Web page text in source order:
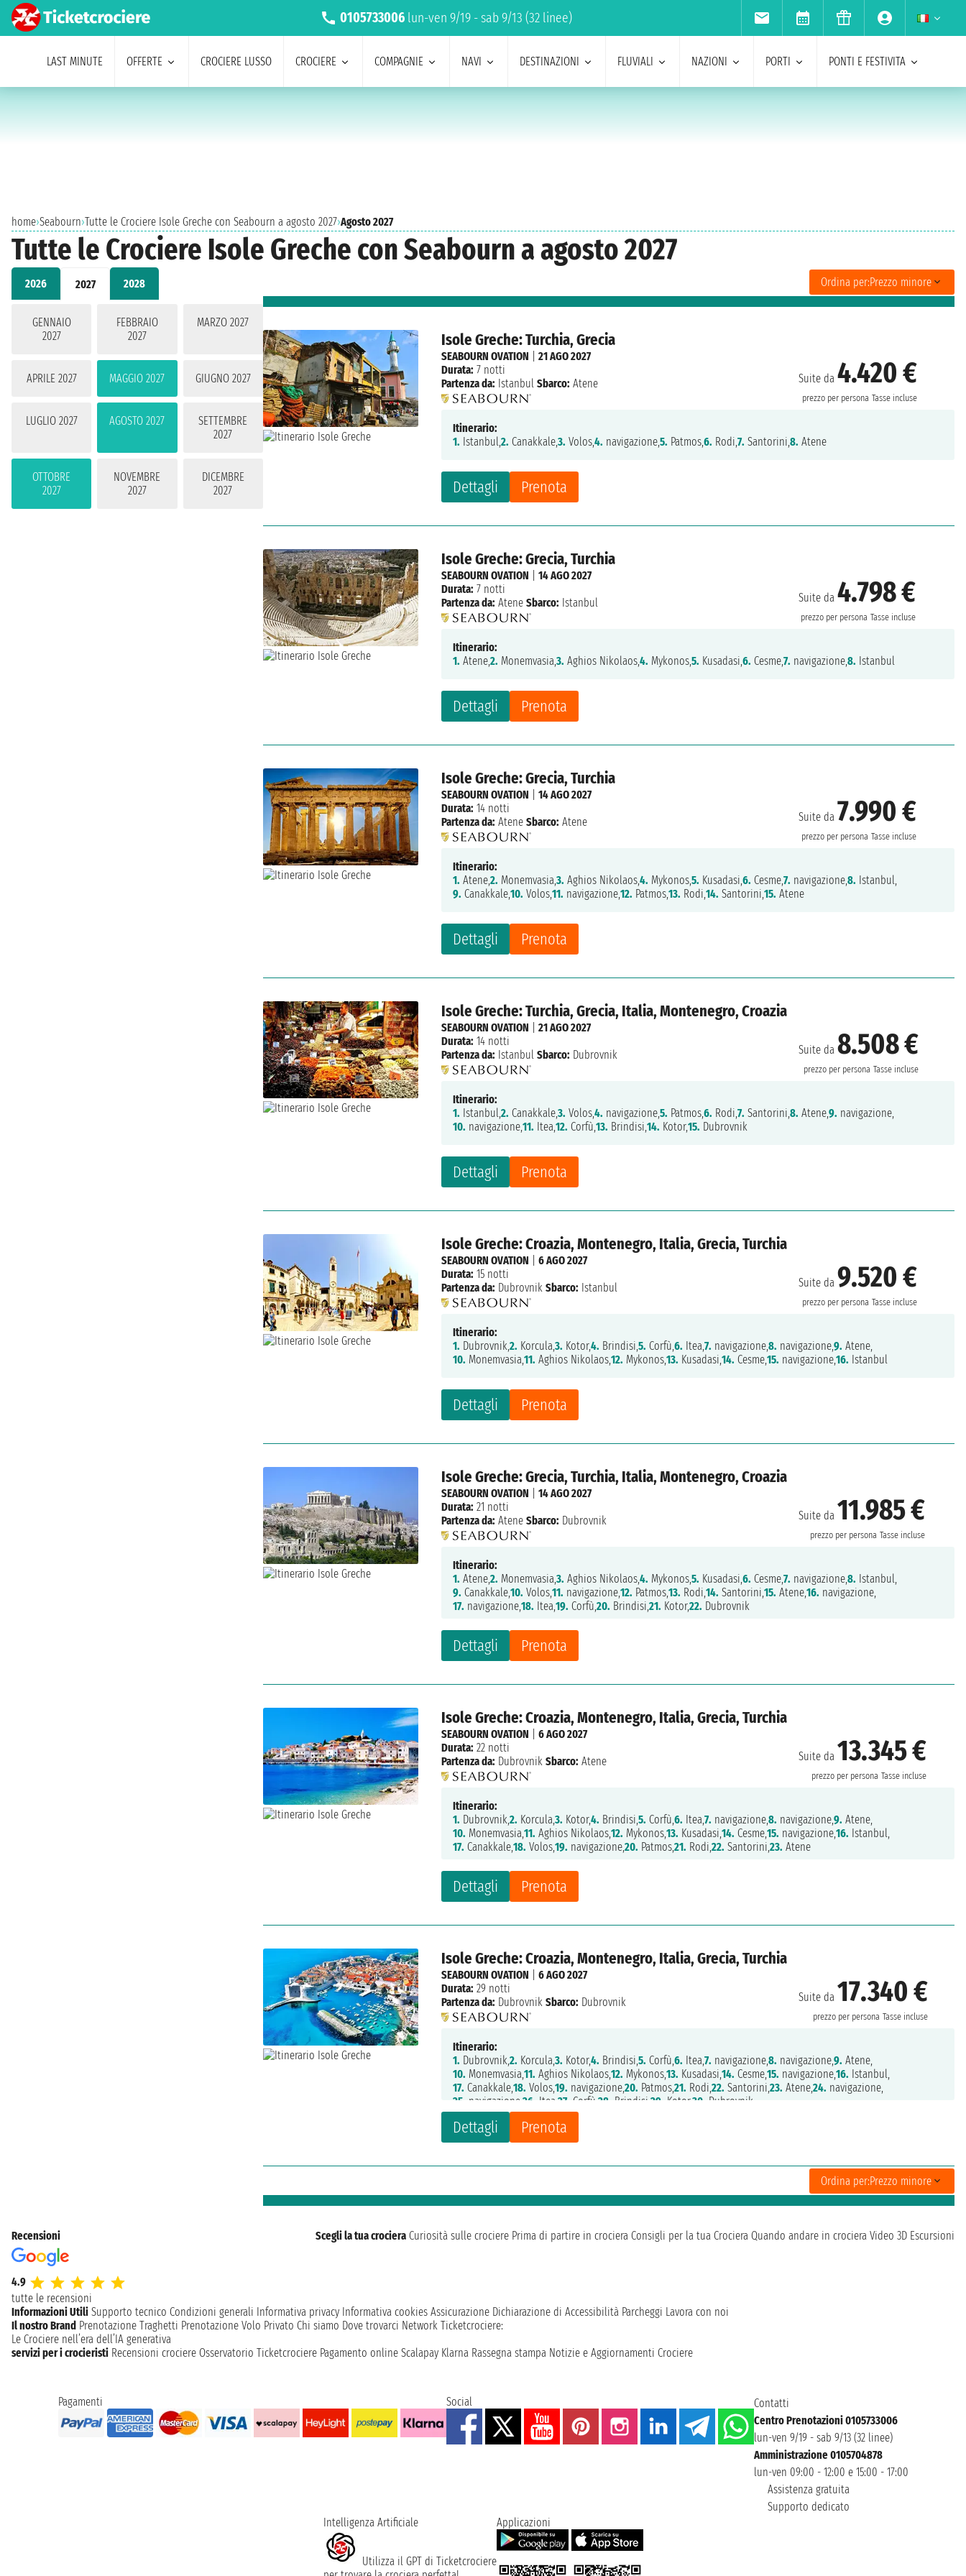
0105733006 lun-ven 9/19 - sab 9/13 (32 linee)
LAST MINUTE OFFERTE CROCIERE LUSSO CROCIERE COMPAGNIE NAVI DESTINAZIONI FLUVIALI NAZIONI PORTI PONTI E FESTIVITA
home›Seabourn›Tutte le Crociere Isole Greche con Seabourn a agosto 2027›Agosto 2027
Tutte le Crociere Isole Greche con Seabourn a agosto 2027
2026 2027 2028
GENNAIO
2027
FEBBRAIO
2027
MARZO 2027
APRILE 2027 MAGGIO 2027 GIUGNO 2027
LUGLIO 2027 AGOSTO 2027
SETTEMBRE
2027
OTTOBRE
2027
NOVEMBRE
2027
DICEMBRE
2027
Ordina per:Prezzo minore
Isole Greche: Turchia, Grecia
Suite da4.420 €
prezzo per persona Tasse incluse
Dettagli Prenota
SEABOURN OVATION |21 AGO 2027
Durata: 7 notti
Partenza da: Istanbul Sbarco: Atene
Itinerario:
1. Istanbul,2. Canakkale,3. Volos,4. navigazione,5. Patmos,6. Rodi,7. Santorini,8. Atene
Isole Greche: Grecia, Turchia
Suite da4.798 €
prezzo per persona Tasse incluse
Dettagli Prenota
SEABOURN OVATION |14 AGO 2027
Durata: 7 notti
Partenza da: Atene Sbarco: Istanbul
Itinerario:
1. Atene,2. Monemvasia,3. Aghios Nikolaos,4. Mykonos,5. Kusadasi,6. Cesme,7. navigazione,8. Istanbul
Isole Greche: Grecia, Turchia
Suite da 7.990 €
prezzo per persona Tasse incluse
Dettagli Prenota
SEABOURN OVATION |14 AGO 2027
Durata: 14 notti
Partenza da: Atene Sbarco: Atene
Itinerario:
1. Atene,2. Monemvasia,3. Aghios Nikolaos,4. Mykonos,5. Kusadasi,6. Cesme,7. navigazione,8. Istanbul,
9. Canakkale,10. Volos,11. navigazione,12. Patmos,13. Rodi,14. Santorini,15. Atene
Isole Greche: Turchia, Grecia, Italia, Montenegro, Croazia
Suite da8.508 €
prezzo per persona Tasse incluse
Dettagli Prenota
SEABOURN OVATION |21 AGO 2027
Durata: 14 notti
Partenza da: Istanbul Sbarco: Dubrovnik
Itinerario:
1. Istanbul,2. Canakkale,3. Volos,4. navigazione,5. Patmos,6. Rodi,7. Santorini,8. Atene,9. navigazione,
10. navigazione,11. Itea,12. Corfù,13. Brindisi,14. Kotor,15. Dubrovnik
Isole Greche: Croazia, Montenegro, Italia, Grecia, Turchia
Suite da 9.520 €
prezzo per persona Tasse incluse
Dettagli Prenota
SEABOURN OVATION |6 AGO 2027
Durata: 15 notti
Partenza da: Dubrovnik Sbarco: Istanbul
Itinerario:
1. Dubrovnik,2. Korcula,3. Kotor,4. Brindisi,5. Corfù,6. Itea,7. navigazione,8. navigazione,9. Atene,
10. Monemvasia,11. Aghios Nikolaos,12. Mykonos,13. Kusadasi,14. Cesme,15. navigazione,16. Istanbul
Isole Greche: Grecia, Turchia, Italia, Montenegro, Croazia
Suite da 11.985 €
prezzo per persona Tasse incluse
Dettagli Prenota
SEABOURN OVATION |14 AGO 2027
Durata: 21 notti
Partenza da: Atene Sbarco: Dubrovnik
Itinerario:
1. Atene,2. Monemvasia,3. Aghios Nikolaos,4. Mykonos,5. Kusadasi,6. Cesme,7. navigazione,8. Istanbul,
9. Canakkale,10. Volos,11. navigazione,12. Patmos,13. Rodi,14. Santorini,15. Atene,16. navigazione,
17. navigazione,18. Itea,19. Corfù,20. Brindisi,21. Kotor,22. Dubrovnik
Isole Greche: Croazia, Montenegro, Italia, Grecia, Turchia
Suite da 13.345 €
prezzo per persona Tasse incluse
Dettagli Prenota
SEABOURN OVATION |6 AGO 2027
Durata: 22 notti
Partenza da: Dubrovnik Sbarco: Atene
Itinerario:
1. Dubrovnik,2. Korcula,3. Kotor,4. Brindisi,5. Corfù,6. Itea,7. navigazione,8. navigazione,9. Atene,
10. Monemvasia,11. Aghios Nikolaos,12. Mykonos,13. Kusadasi,14. Cesme,15. navigazione,16. Istanbul,
17. Canakkale,18. Volos,19. navigazione,20. Patmos,21. Rodi,22. Santorini,23. Atene
Isole Greche: Croazia, Montenegro, Italia, Grecia, Turchia
Suite da 17.340 €
prezzo per persona Tasse incluse
Dettagli Prenota
SEABOURN OVATION |6 AGO 2027
Durata: 29 notti
Partenza da: Dubrovnik Sbarco: Dubrovnik
Itinerario:
1. Dubrovnik,2. Korcula,3. Kotor,4. Brindisi,5. Corfù,6. Itea,7. navigazione,8. navigazione,9. Atene,
10. Monemvasia,11. Aghios Nikolaos,12. Mykonos,13. Kusadasi,14. Cesme,15. navigazione,16. Istanbul,
17. Canakkale,18. Volos,19. navigazione,20. Patmos,21. Rodi,22. Santorini,23. Atene,24. navigazione,
25. navigazione,26. Itea,27. Corfù,28. Brindisi,29. Kotor,30. Dubrovnik
Ordina per:Prezzo minore
Recensioni
4.9
tutte le recensioni
Scegli la tua crociera Curiosità sulle crociere Prima di partire in crociera Consigli per la tua Crociera Quando andare in crociera Video 3D Escursioni
Informazioni Utili Supporto tecnico Condizioni generali Informativa privacy Informativa cookies Assicurazione Dichiarazione di Accessibilità Parcheggi Lavora con noi
Il nostro Brand Prenotazione Traghetti Prenotazione Volo Privato Chi siamo Dove trovarci Network Ticketcrociere:
Le Crociere nell’era dell’IA generativa
servizi per i crocieristi Recensioni crociere Osservatorio Ticketcrociere Pagamento online Scalapay Klarna Rassegna stampa Notizie e Aggiornamenti Crociere
Pagamenti Social
Contatti
Centro Prenotazioni 0105733006
lun-ven 9/19 - sab 9/13 (32 linee)
Amministrazione 0105704878
lun-ven 09:00 - 12:00 e 15:00 - 17:00
Assistenza gratuita
Supporto dedicato
Intelligenza Artificiale
Utilizza il GPT di Ticketcrociere
Applicazioni